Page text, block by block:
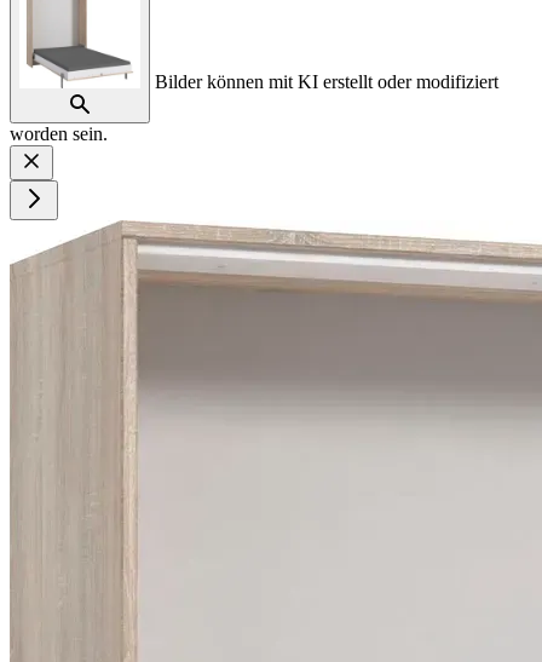
Bilder können mit KI erstellt oder modifiziert
worden sein.